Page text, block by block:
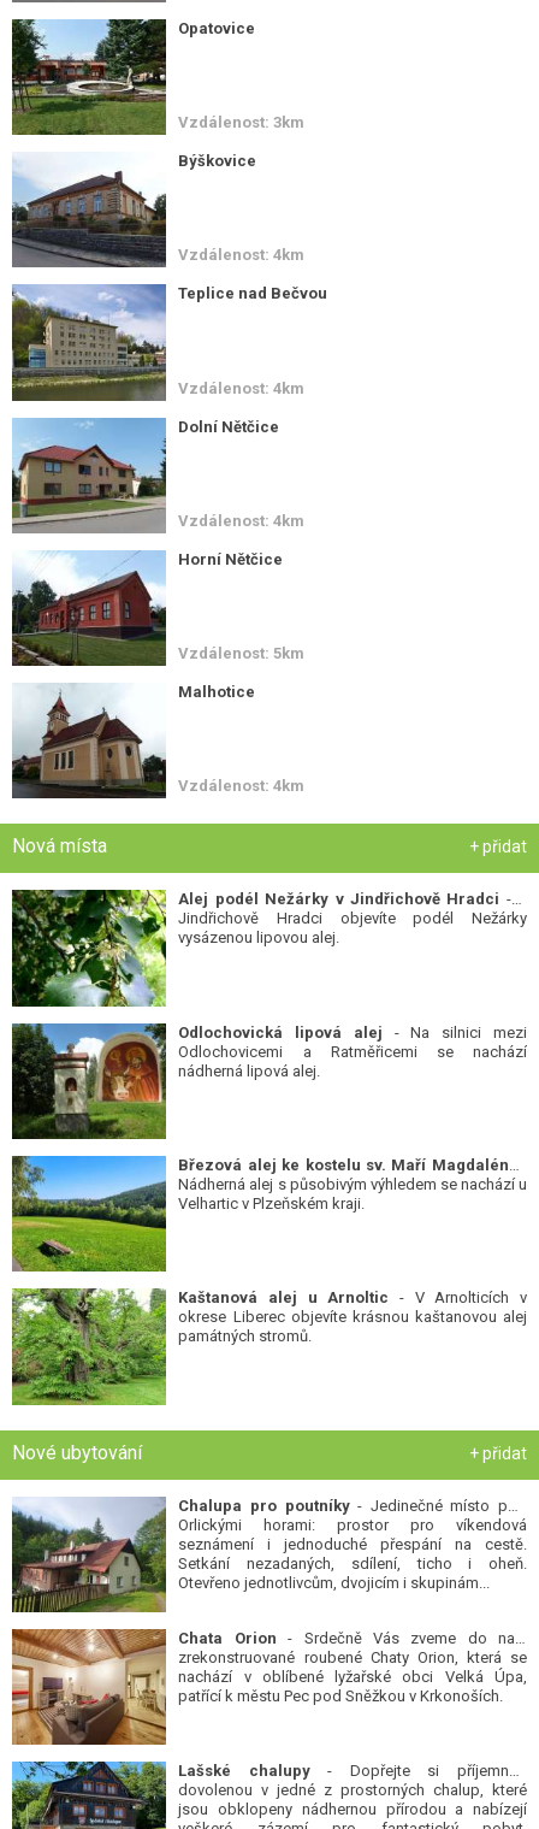
Opatovice
Vzdálenost: 3km
Býškovice
Vzdálenost: 4km
Teplice nad Bečvou
Vzdálenost: 4km
Dolní Nětčice
Vzdálenost: 4km
Horní Nětčice
Vzdálenost: 5km
Malhotice
Vzdálenost: 4km
Nová místa + přidat
Alej podél Nežárky v Jindřichově Hradci - V
Jindřichově Hradci objevíte podél Nežárky
vysázenou lipovou alej.
Odlochovická lipová alej - Na silnici mezi
Odlochovicemi a Ratměřicemi se nachází
nádherná lipová alej.
Nádherná alej s působivým výhledem se nachází u
Velhartic v Plzeňském kraji.
Kaštanová alej u Arnoltic - V Arnolticích v
okrese Liberec objevíte krásnou kaštanovou alej
památných stromů.
Nové ubytování + přidat
Chalupa pro poutníky- Jedinečné místo pod
Orlickými horami: prostor pro víkendová
seznámení i jednoduché přespání na cestě.
Setkání nezadaných, sdílení, ticho i oheň.
Otevřeno jednotlivcům, dvojicím i skupinám...
Chata Orion - Srdečně Vás zveme do naší
zrekonstruované roubené Chaty Orion, která se
nachází v oblíbené lyžařské obci Velká Úpa,
patřící k městu Pec pod Sněžkou v Krkonoších.
Lašské chalupy- Dopřejte si příjemnou
dovolenou v jedné z prostorných chalup, které
jsou obklopeny nádhernou přírodou a nabízejí